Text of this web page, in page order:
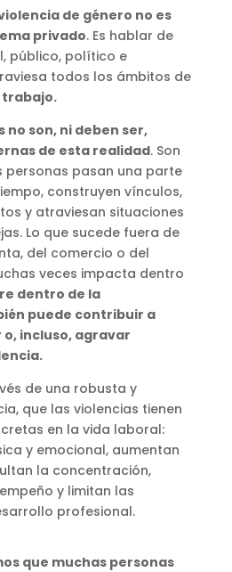
de género no es
privado. Es hablar de
público, político e
todos los ámbitos de
trabajo.
no son, ni deben ser,
de esta realidad. Son
personas pasan una parte
construyen vínculos,
y atraviesan situaciones
Lo que sucede fuera de
del comercio o del
veces impacta dentro
dentro de la
puede contribuir a
incluso, agravar
de una robusta y
que las violencias tienen
en la vida laboral:
y emocional, aumentan
la concentración,
y limitan las
profesional.
que muchas personas